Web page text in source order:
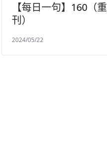
【每日一句】160（重
刊）
2024/05/22